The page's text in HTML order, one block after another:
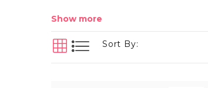
Show more
Sort By: